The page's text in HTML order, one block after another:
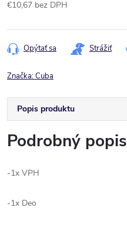
€10,67 bez DPH
cena:
Opýtať sa Strážiť
Značka:Cuba
Popis produktu
Podrobný popis
-1x VPH
-1x Deo